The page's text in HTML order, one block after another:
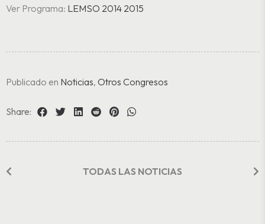
Ver Programa: LEMSO 2014 2015
Publicado en Noticias, Otros Congresos
Share:
TODAS LAS NOTICIAS